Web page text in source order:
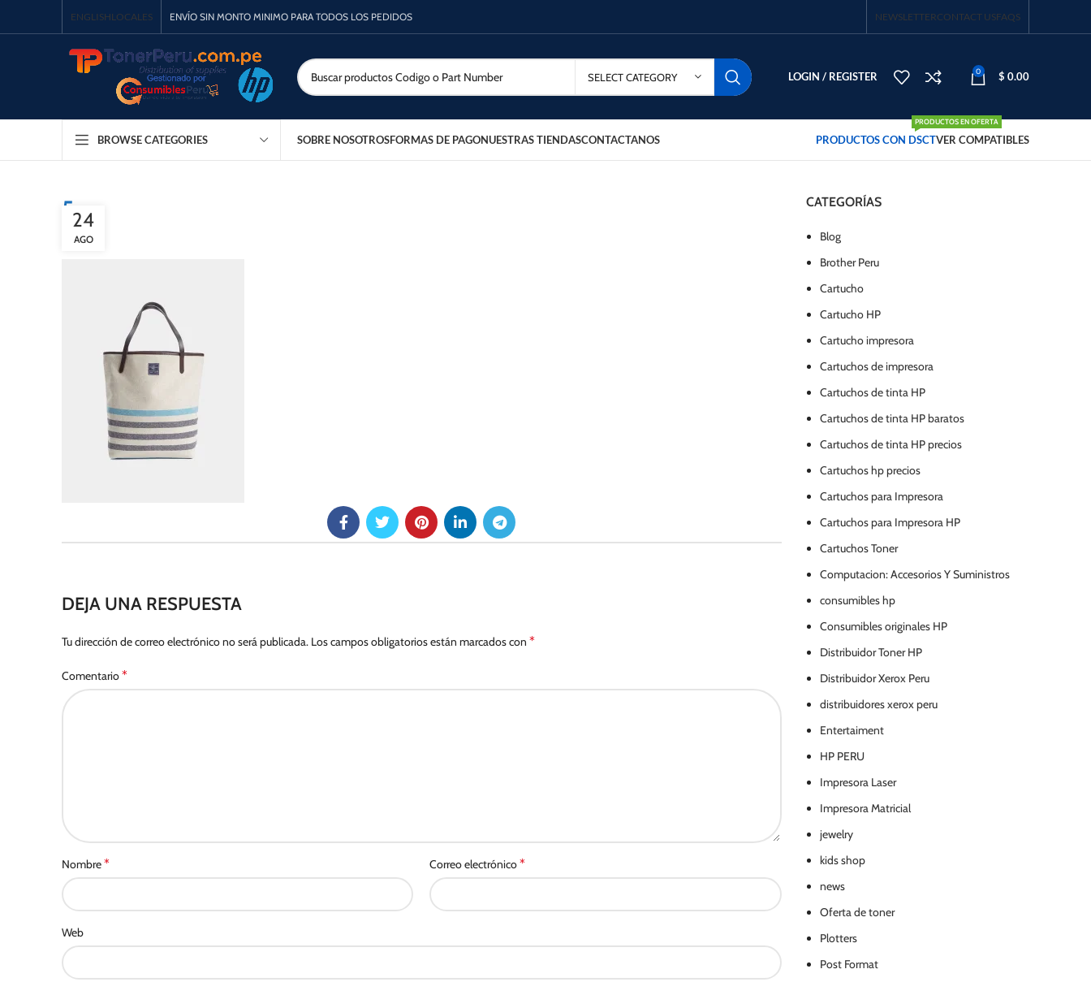
ENGLISHLOCALES ENVÍO SIN MONTO MINIMO PARA TODOS LOS PEDIDOS NEWSLETTERCONTACT USFAQS
SELECT CATEGORY LOGIN / REGISTER 0 $ 0.00
BROWSE CATEGORIES SOBRE NOSOTROSFORMAS DE PAGONUESTRAS TIENDASCONTACTANOS PRODUCTOS CON DSCT
PRODUCTOS EN OFERTA
VER COMPATIBLES
524
AGO
DEJA UNA RESPUESTA
Tu dirección de correo electrónico no será publicada. Los campos obligatorios están marcados con *
Comentario*
Nombre* Correo electrónico*
Web
CATEGORÍAS
Blog
Brother Peru
Cartucho
Cartucho HP
Cartucho impresora
Cartuchos de impresora
Cartuchos de tinta HP
Cartuchos de tinta HP baratos
Cartuchos de tinta HP precios
Cartuchos hp precios
Cartuchos para Impresora
Cartuchos para Impresora HP
Cartuchos Toner
Computacion: Accesorios Y Suministros
consumibles hp
Consumibles originales HP
Distribuidor Toner HP
Distribuidor Xerox Peru
distribuidores xerox peru
Entertaiment
HP PERU
Impresora Laser
Impresora Matricial
jewelry
kids shop
news
Oferta de toner
Plotters
Post Format